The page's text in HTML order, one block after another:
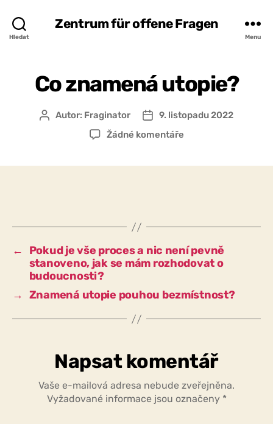
Hledat
Zentrum für offene Fragen
Menu
Co znamená utopie?
AutorAutor: Fraginator
Datum
příspěvku
9. listopadu 2022
Žádné komentářeu
←
Pokud je vše proces a nic není pevně
stanoveno, jak se mám rozhodovat o
budoucnosti?
→ Znamená utopie pouhou bezmístnost?
Napsat komentář
Vaše e-mailová adresa nebude zveřejněna.
Vyžadované informace jsou označeny *